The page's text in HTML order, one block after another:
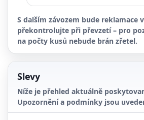
S dalším závozem bude reklamace
překontrolujte při převzetí – pro
na počty kusů nebude brán zřetel.
Slevy
Níže je přehled aktuálně
Upozornění a podmínky jsou